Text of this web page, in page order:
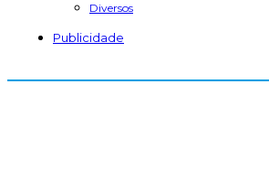
Diversos
Publicidade